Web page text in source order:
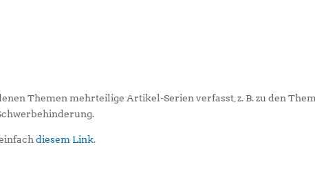
Themen mehrteilige Artikel-Serien verfasst, z. B. zu den
diesem Link.